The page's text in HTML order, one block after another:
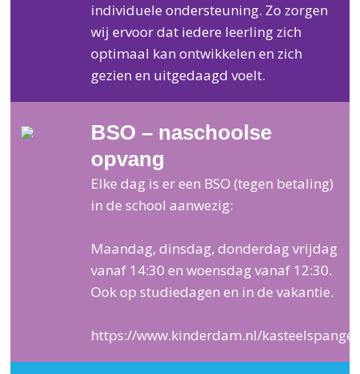
individuele ondersteuning. Zo zorgen
wij ervoor dat iedere leerling zich
optimaal kan ontwikkelen en zich
gezien en uitgedaagd voelt.
BSO – naschoolse
opvang
Elke dag is er een BSO (tegen betaling)
in de school aanwezig:
Maandag, dinsdag, donderdag vrijdag
vanaf 14:30 en woensdag vanaf 12:30.
Ook op studiedagen en in de vakantie.
https://www.kinderdam.nl/